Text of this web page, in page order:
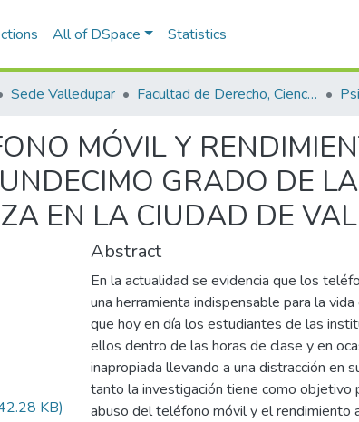
All of DSpace Statistics
Sede Valledupar Facultad de Derecho, Ciencias Políticas y Sociales.
MÓVIL Y
GRADO DE
EN LA CIUDAD DE
KB)
Abstract
En la actualidad se evidencia que los
una herramienta indispensable para la
que hoy en día los estudiantes de las
ellos dentro de las horas de clase y en
inapropiada llevando a una distracción en
tanto la investigación tiene como objetivo
abuso del teléfono móvil y el rendimiento